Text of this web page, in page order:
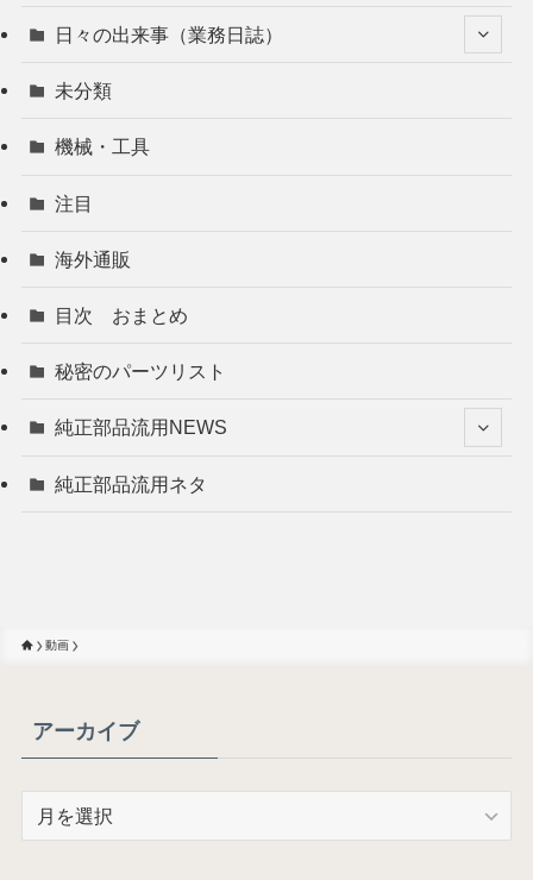
日々の出来事（業務日誌）
未分類
機械・工具
注目
海外通販
目次 おまとめ
秘密のパーツリスト
純正部品流用NEWS
純正部品流用ネタ
動画
アーカイブ